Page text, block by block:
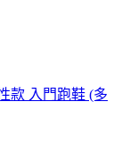
款 入門跑鞋 (多